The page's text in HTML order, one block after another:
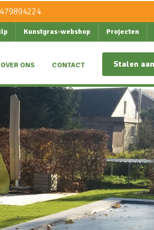
Kunstgras-webshop Projecten
OVER ONS CONTACT Stalen